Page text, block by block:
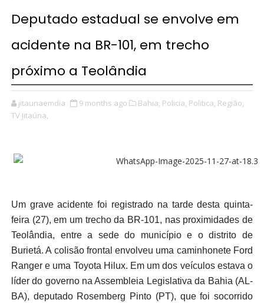
Deputado estadual se envolve em
acidente na BR-101, em trecho
próximo a Teolândia
jitaunaemdia 9 months ago Bahia, Policia, Politica, Região,
TV Jitaúna,
Um grave acidente foi registrado na tarde desta quinta-
feira (27), em um trecho da BR-101, nas proximidades de
Teolândia, entre a sede do município e o distrito de
Burietá. A colisão frontal envolveu uma caminhonete Ford
Ranger e uma Toyota Hilux. Em um dos veículos estava o
líder do governo na Assembleia Legislativa da Bahia (AL-
BA), deputado Rosemberg Pinto (PT), que foi socorrido